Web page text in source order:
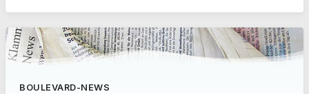
BOULEVARD-NEWS